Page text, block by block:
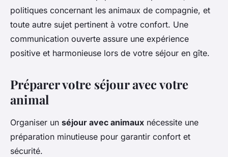
politiques concernant les animaux de compagnie, et
toute autre sujet pertinent à votre confort. Une
communication ouverte assure une expérience
positive et harmonieuse lors de votre séjour en gîte.
Préparer votre séjour avec votre
animal
Organiser un séjour avec animaux nécessite une
préparation minutieuse pour garantir confort et
sécurité.